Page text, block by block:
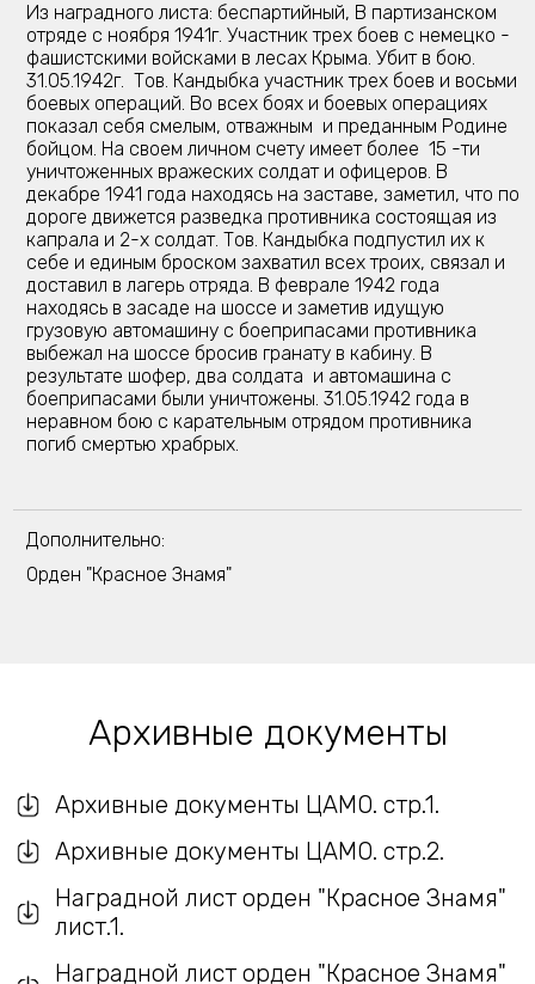
Из наградного листа: беспартийный, В партизанском
отряде с ноября 1941г. Участник трех боев с немецко -
фашистскими войсками в лесах Крыма. Убит в бою.
31.05.1942г. Тов. Кандыбка участник трех боев и восьми
боевых операций. Во всех боях и боевых операциях
показал себя смелым, отважным и преданным Родине
бойцом. На своем личном счету имеет более 15 -ти
уничтоженных вражеских солдат и офицеров. В
декабре 1941 года находясь на заставе, заметил, что по
дороге движется разведка противника состоящая из
капрала и 2-х солдат. Тов. Кандыбка подпустил их к
себе и единым броском захватил всех троих, связал и
доставил в лагерь отряда. В феврале 1942 года
находясь в засаде на шоссе и заметив идущую
грузовую автомашину с боеприпасами противника
выбежал на шоссе бросив гранату в кабину. В
результате шофер, два солдата и автомашина с
боеприпасами были уничтожены. 31.05.1942 года в
неравном бою с карательным отрядом противника
погиб смертью храбрых.
Дополнительно:
Орден "Красное Знамя"
Архивные документы
Архивные документы ЦАМО. стр.1.
Архивные документы ЦАМО. стр.2.
Наградной лист орден "Красное Знамя"
лист.1.
Наградной лист орден "Красное Знамя"